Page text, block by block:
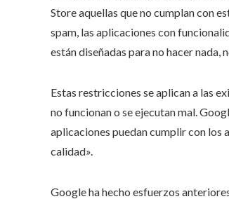
Store aquellas que no cumplan con
spam, las aplicaciones con
están diseñadas para no hacer nada,
Estas restricciones se aplican a las
no funcionan o se ejecutan mal.
aplicaciones puedan cumplir con los
calidad».
Google ha hecho esfuerzos